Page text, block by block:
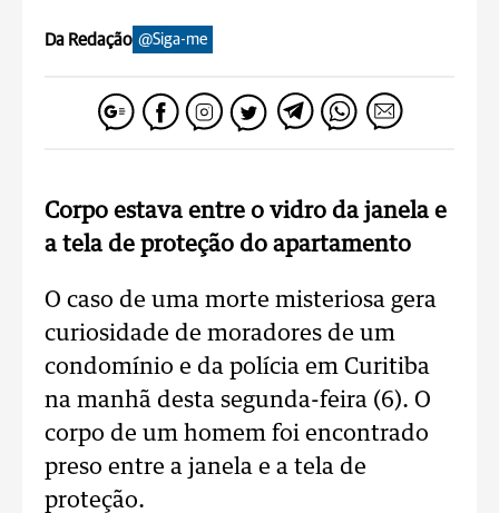
Da Redação @Siga-me
Corpo estava entre o vidro da janela e
a tela de proteção do apartamento
O caso de uma morte misteriosa gera
curiosidade de moradores de um
condomínio e da polícia em Curitiba
na manhã desta segunda-feira (6). O
corpo de um homem foi encontrado
preso entre a janela e a tela de
proteção.